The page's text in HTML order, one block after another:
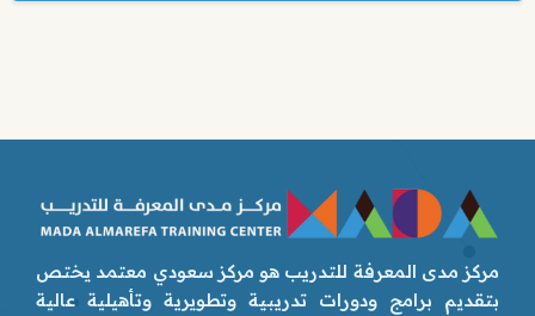
مركز مدى المعرفة للتدريب هو مركز سعودي معتمد يختص
بتقديم برامج ودورات تدريبية وتطويرية وتأهيلية عالية